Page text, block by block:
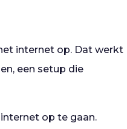
internet op. Dat werkt
een setup die
op te gaan.